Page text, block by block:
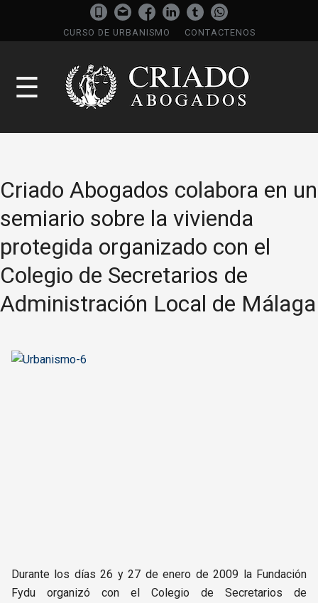
CURSO DE URBANISMO CONTACTENOS
☰
Criado Abogados colabora en un
semiario sobre la vivienda
protegida organizado con el
Colegio de Secretarios de
Administración Local de Málaga
Durante los días 26 y 27 de enero de 2009 la Fundación
Fydu organizó con el Colegio de Secretarios de